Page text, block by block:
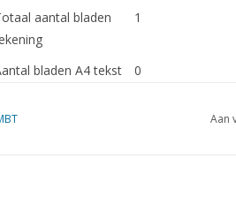
aantal bladen
1
bladen A4 tekst
0
Aan